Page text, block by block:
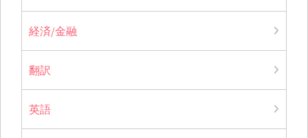
経済/金融
翻訳
英語